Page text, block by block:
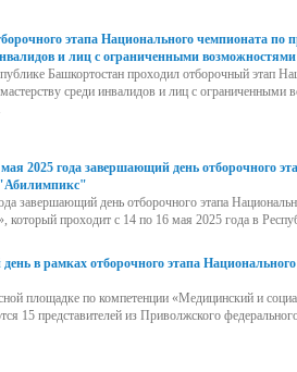
этапа Национального чемпионата по
и лиц с ограниченными
Башкортостан проходил отборочный этап
среди инвалидов и лиц с ограниченными
мая 2025 года завершающий день отборочного
завершающий день отборочного этапа
который проходит с 14 по 16 мая 2025 года в
день в рамках отборочного этапа
площадке по компетенции «Медицинский и
15 представителей из Приволжского